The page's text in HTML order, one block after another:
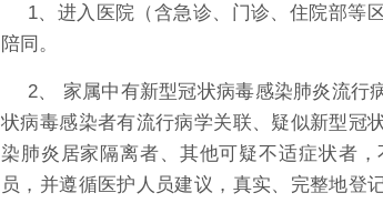
1、进入医院（含急诊、门诊、住院部等
陪同。
2、 家属中有新型冠状病毒感染肺炎流行
状病毒感染者有流行病学关联、疑似新型冠
染肺炎居家隔离者、其他可疑不适症状者
员，并遵循医护人员建议，真实、完整地登